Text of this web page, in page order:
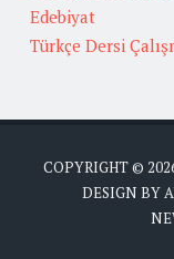
Edebiyat
Türkçe Dersi
COPYRIGHT ©
DESIGN BY